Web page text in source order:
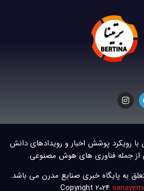
با رویکرد پوشش اخبار و رویدادهای دانش
از جمله فناوری های هوش مصنوعی.
به پایگاه خبری صنایع مدرن می باشد.
Copyright 2024